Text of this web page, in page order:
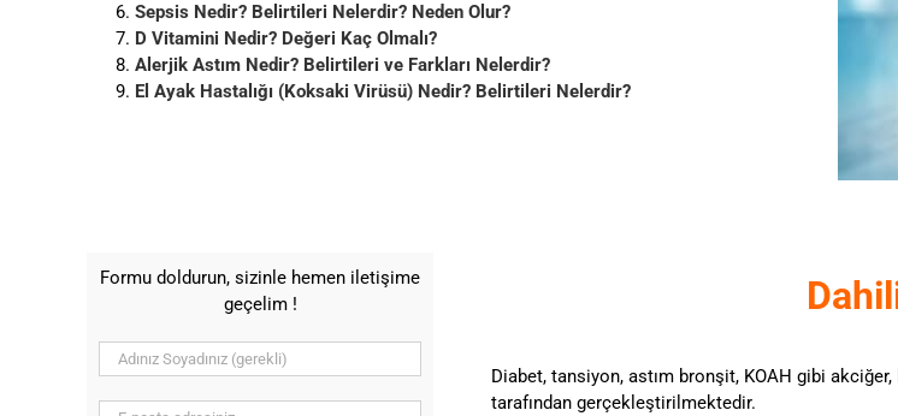
Sepsis Nedir? Belirtileri Nelerdir? Neden Olur?
D Vitamini Nedir? Değeri Kaç Olmalı?
Alerjik Astım Nedir? Belirtileri ve Farkları Nelerdir?
El Ayak Hastalığı (Koksaki Virüsü) Nedir? Belirtileri Nelerdir?
Formu doldurun, sizinle hemen iletişime
geçelim !
Diabet, tansiyon, astım bronşit, KOAH gibi
tarafından gerçekleştirilmektedir.